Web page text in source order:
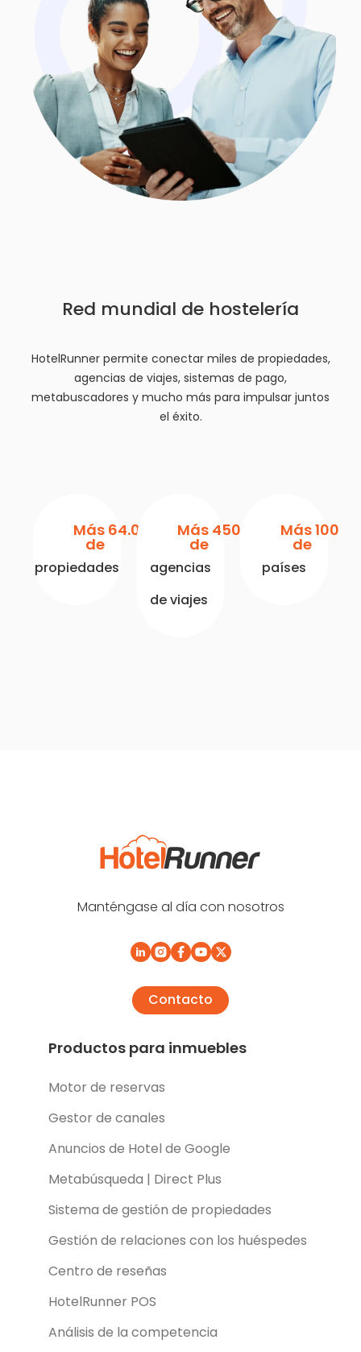
Red mundial de hostelería
HotelRunner permite conectar miles de propiedades,
agencias de viajes, sistemas de pago,
metabuscadores y mucho más para impulsar juntos
el éxito.
propiedades
Más
de
64.000
agencias
de viajes
Más
de
450
países
Más
de
100
Manténgase al día con nosotros
Contacto
Productos para inmuebles
Motor de reservas
Gestor de canales
Anuncios de Hotel de Google
Metabúsqueda | Direct Plus
Sistema de gestión de propiedades
Gestión de relaciones con los huéspedes
Centro de reseñas
HotelRunner POS
Análisis de la competencia